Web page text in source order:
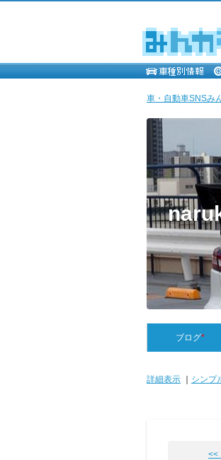
車・自動車SNSみ
ブログ*
詳細表示 シンプ
<<